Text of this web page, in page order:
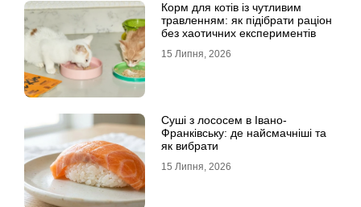
Корм для котів із чутливим
травленням: як підібрати раціон
без хаотичних експериментів
15 Липня, 2026
Суші з лососем в Івано-
Франківську: де найсмачніші та
як вибрати
15 Липня, 2026